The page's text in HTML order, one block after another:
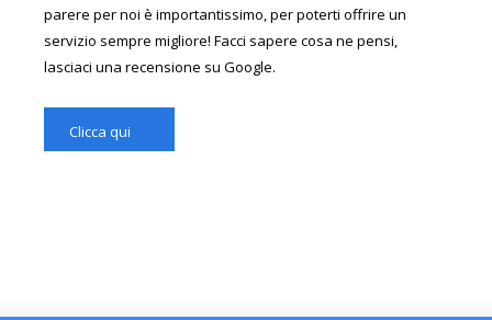
parere per noi è importantissimo, per poterti offrire un
servizio sempre migliore! Facci sapere cosa ne pensi,
lasciaci una recensione su Google.
Clicca qui